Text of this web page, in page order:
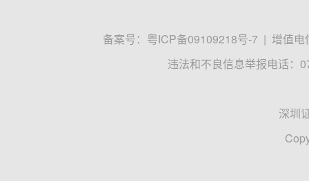
备案号： 粤ICP备09109218号-7 | 增值电
违法和不良信息举报电话：
深圳